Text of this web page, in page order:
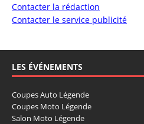
Contacter la rédaction
Contacter le service publicité
LES ÉVÉNEMENTS
Coupes Auto Légende
Coupes Moto Légende
Salon Moto Légende